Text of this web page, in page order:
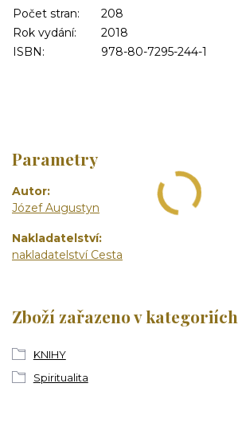
Počet stran:
208
Rok vydání:
2018
ISBN:
978-80-7295-244-1
Parametry
Autor
Józef Augustyn
Nakladatelství
nakladatelství Cesta
Zboží zařazeno v kategoriích
KNIHY
Spiritualita